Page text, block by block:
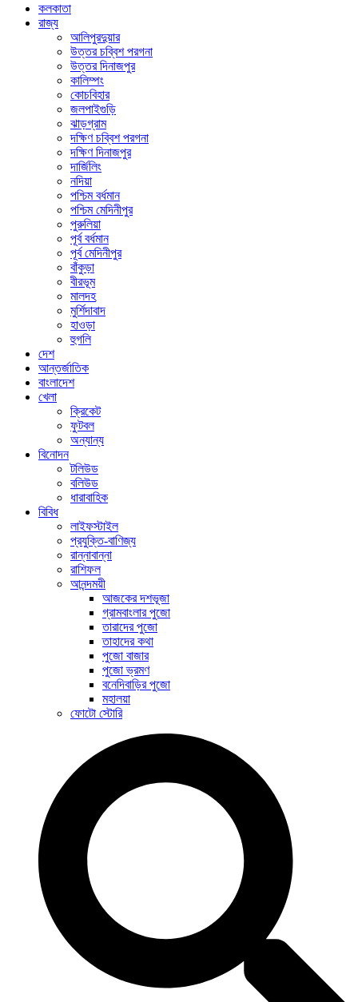
কলকাতা
রাজ্য
আলিপুরদুয়ার
উত্তর চব্বিশ পরগনা
উত্তর দিনাজপুর
কালিম্পং
কোচবিহার
জলপাইগুড়ি
ঝাড়গ্রাম
দক্ষিণ চব্বিশ পরগনা
দক্ষিণ দিনাজপুর
দার্জিলিং
নদিয়া
পশ্চিম বর্ধমান
পশ্চিম মেদিনীপুর
পুরুলিয়া
পূর্ব বর্ধমান
পূর্ব মেদিনীপুর
বাঁকুড়া
বীরভূম
মালদহ
মুর্শিদাবাদ
হাওড়া
হুগলি
দেশ
আন্তর্জাতিক
বাংলাদেশ
খেলা
ক্রিকেট
ফুটবল
অন্যান্য
বিনোদন
টলিউড
বলিউড
ধারাবাহিক
বিবিধ
লাইফস্টাইল
প্রযুক্তি-বাণিজ্য
রান্নাবান্না
রাশিফল
আনন্দময়ী
আজকের দশভূজা
গ্রামবাংলার পুজো
তারাদের পুজো
তাহাদের কথা
পুজো বাজার
পুজো ভ্রমণ
বনেদিবাড়ির পুজো
মহালয়া
ফোটো স্টোরি